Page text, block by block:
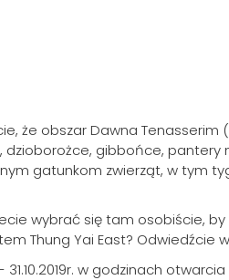
że obszar Dawna
dzioborożce, gibbońce, pantery
gatunkom zwierząt, w tym
wybrać się tam osobiście,
Thung Yai East? Odwiedźcie
31.10.2019r. w godzinach otwarcia